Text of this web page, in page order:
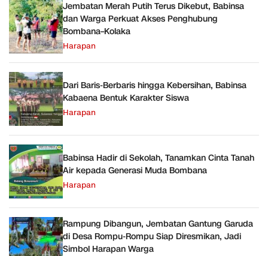
Jembatan Merah Putih Terus Dikebut, Babinsa
dan Warga Perkuat Akses Penghubung
Bombana–Kolaka
Harapan
Dari Baris-Berbaris hingga Kebersihan, Babinsa
Kabaena Bentuk Karakter Siswa
Harapan
Babinsa Hadir di Sekolah, Tanamkan Cinta Tanah
Air kepada Generasi Muda Bombana
Harapan
Rampung Dibangun, Jembatan Gantung Garuda
di Desa Rompu-Rompu Siap Diresmikan, Jadi
Simbol Harapan Warga